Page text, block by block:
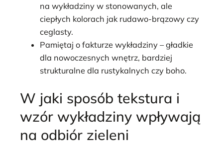
na wykładziny w stonowanych, ale
ciepłych kolorach jak rudawo-brązowy czy
ceglasty.
Pamiętaj o fakturze wykładziny – gładkie
dla nowoczesnych wnętrz, bardziej
strukturalne dla rustykalnych czy boho.
W jaki sposób tekstura i
wzór wykładziny wpływają
na odbiór zieleni